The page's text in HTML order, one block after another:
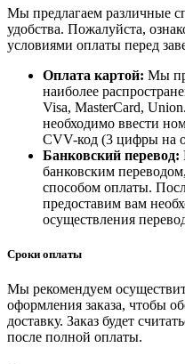
Мы предлагаем различные
удобства. Пожалуйста,
условиями оплаты перед
Оплата картой: Мы
наиболее
Visa, MasterCard,
необходимо ввести
CVV-код (3 цифры на
Банковский перевод:
банковским
способом оплаты.
предоставим вам
осуществления
Сроки оплаты
Мы рекомендуем
оформления заказа, чтобы
доставку. Заказ будет
после полной оплаты.